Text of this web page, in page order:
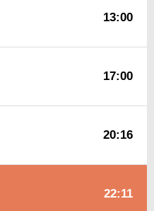
13:00
17:00
20:16
22:11